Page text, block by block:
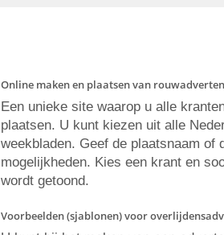
Online maken en plaatsen van
Een unieke site waarop u alle
plaatsen. U kunt kiezen uit alle
weekbladen. Geef de plaatsnaam
mogelijkheden. Kies een krant en
wordt getoond.
Voorbeelden (sjablonen) voor